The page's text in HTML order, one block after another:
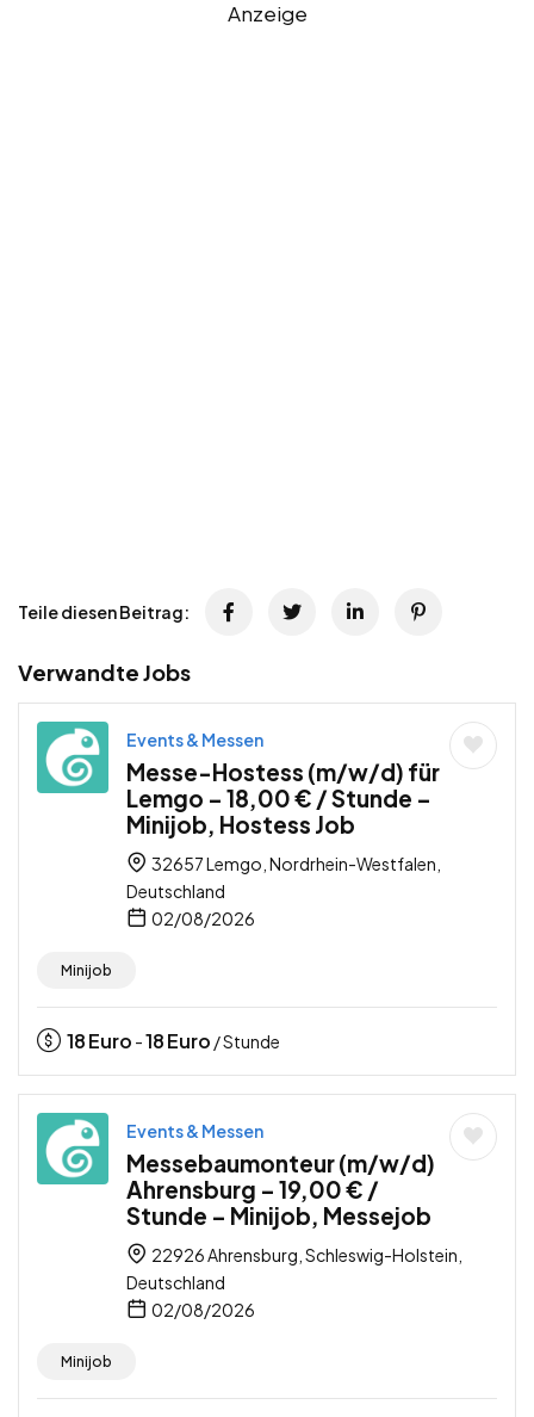
Anzeige
Teile diesen Beitrag:
Verwandte Jobs
Events & Messen
Messe-Hostess (m/w/d) für
Lemgo – 18,00 € / Stunde –
Minijob, Hostess Job
32657 Lemgo, Nordrhein-Westfalen,
Deutschland
02/08/2026
Minijob
18Euro -18Euro / Stunde
Events & Messen
Messebaumonteur (m/w/d)
Ahrensburg – 19,00 € /
Stunde – Minijob, Messejob
22926 Ahrensburg, Schleswig-Holstein,
Deutschland
02/08/2026
Minijob